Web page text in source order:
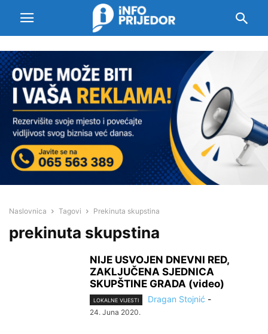
Naslovnica Tagovi Prekinuta skupstina
prekinuta skupstina
NIJE USVOJEN DNEVNI RED,
ZAKLJUČENA SJEDNICA
SKUPŠTINE GRADA (video)
LOKALNE VIJESTI Dragan Stojnić -
24. Juna 2020.